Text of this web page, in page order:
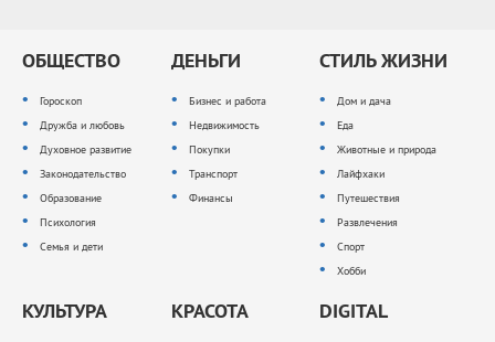
ОБЩЕСТВО
Гороскоп
Дружба и любовь
Духовное развитие
Законодательство
Образование
Психология
Семья и дети
ДЕНЬГИ
Бизнес и работа
Недвижимость
Покупки
Транспорт
Финансы
СТИЛЬ ЖИЗНИ
Дом и дача
Еда
Животные и природа
Лайфхаки
Путешествия
Развлечения
Спорт
Хобби
КУЛЬТУРА КРАСОТА DIGITAL